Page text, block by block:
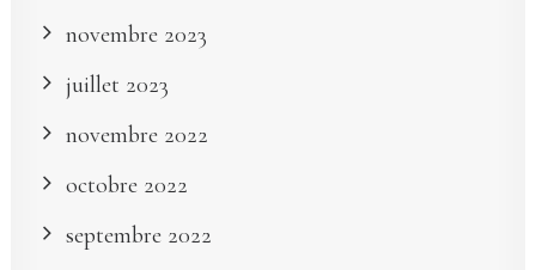
novembre 2023
juillet 2023
novembre 2022
octobre 2022
septembre 2022